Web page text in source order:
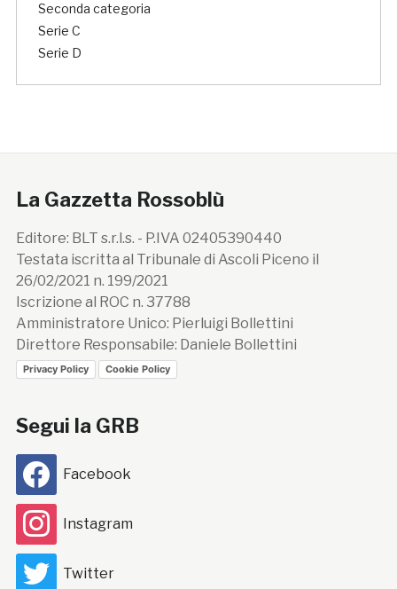
Seconda categoria
Serie C
Serie D
La Gazzetta Rossoblù
Editore: BLT s.r.l.s. - P.IVA 02405390440
Testata iscritta al Tribunale di Ascoli Piceno il
26/02/2021 n. 199/2021
Iscrizione al ROC n. 37788
Amministratore Unico: Pierluigi Bollettini
Direttore Responsabile: Daniele Bollettini
Privacy Policy Cookie Policy
Segui la GRB
Facebook
Instagram
Twitter